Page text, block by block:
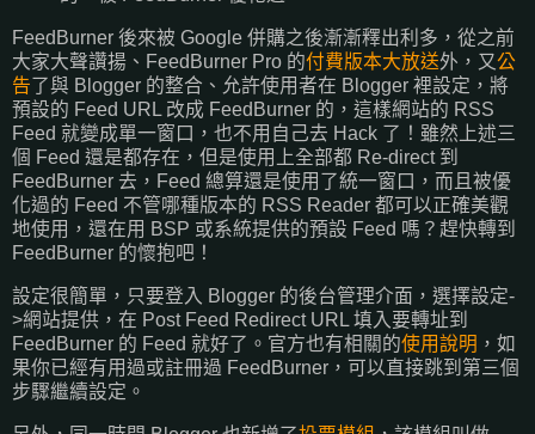
FeedBurner 後來被 Google 併購之後漸漸釋出利多，從之前
大家大聲讚揚、FeedBurner Pro 的付費版本大放送外，又公
告了與 Blogger 的整合、允許使用者在 Blogger 裡設定，將
預設的 Feed URL 改成 FeedBurner 的，這樣網站的 RSS
Feed 就變成單一窗口，也不用自己去 Hack 了！雖然上述三
個 Feed 還是都存在，但是使用上全部都 Re-direct 到
FeedBurner 去，Feed 總算還是使用了統一窗口，而且被優
化過的 Feed 不管哪種版本的 RSS Reader 都可以正確美觀
地使用，還在用 BSP 或系統提供的預設 Feed 嗎？趕快轉到
FeedBurner 的懷抱吧！
設定很簡單，只要登入 Blogger 的後台管理介面，選擇設定-
>網站提供，在 Post Feed Redirect URL 填入要轉址到
FeedBurner 的 Feed 就好了。官方也有相關的使用說明 ，如
果你已經有用過或註冊過 FeedBurner，可以直接跳到第三個
步驟繼續設定。